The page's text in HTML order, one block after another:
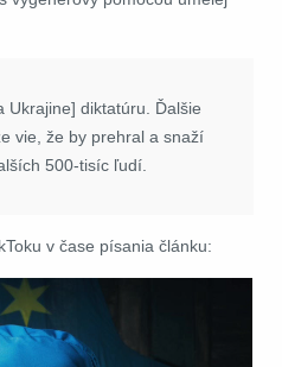
Ukrajine] diktatúru. Ďalšie
vie, že by prehral a snaží
500-tisíc ľudí.
v čase písania článku: